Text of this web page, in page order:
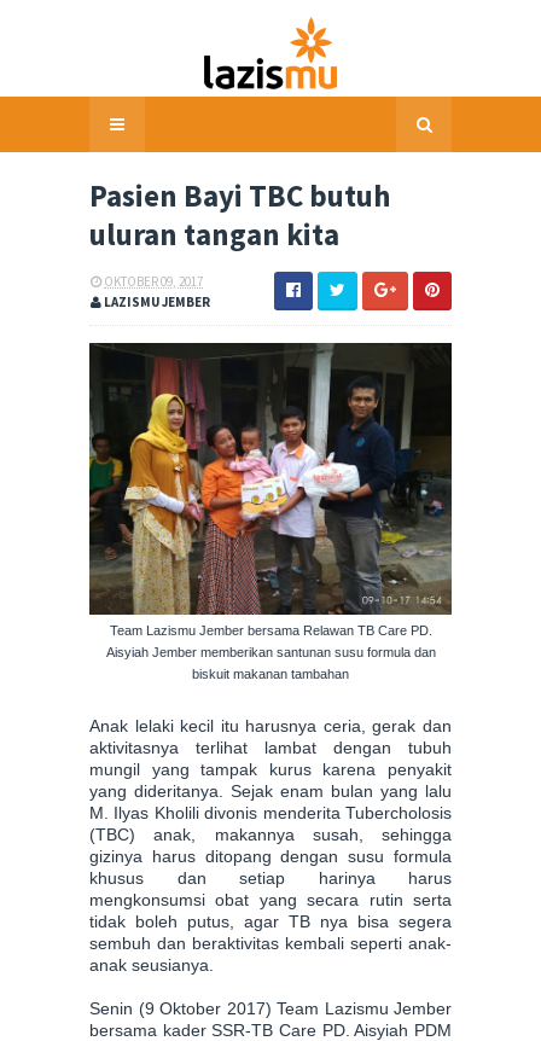
Pasien Bayi TBC butuh
uluran tangan kita
OKTOBER 09, 2017
LAZISMU JEMBER
Team Lazismu Jember bersama Relawan TB Care PD.
Aisyiah Jember memberikan santunan susu formula dan
biskuit makanan tambahan
Anak lelaki kecil itu harusnya ceria, gerak dan
aktivitasnya terlihat lambat dengan tubuh
mungil yang tampak kurus karena penyakit
yang dideritanya. Sejak enam bulan yang lalu
M. Ilyas Kholili divonis menderita Tubercholosis
(TBC) anak, makannya susah, sehingga
gizinya harus ditopang dengan susu formula
khusus dan setiap harinya harus
mengkonsumsi obat yang secara rutin serta
tidak boleh putus, agar TB nya bisa segera
sembuh dan beraktivitas kembali seperti anak-
anak seusianya.
Senin (9 Oktober 2017) Team Lazismu Jember
bersama kader SSR-TB Care PD. Aisyiah PDM